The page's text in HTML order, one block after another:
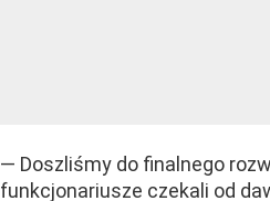
— Doszliśmy do finalnego
funkcjonariusze czekali od